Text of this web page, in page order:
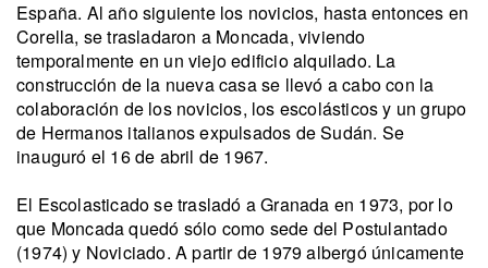
España. Al año siguiente los novicios, hasta entonces en
Corella, se trasladaron a Moncada, viviendo
temporalmente en un viejo edificio alquilado. La
construcción de la nueva casa se llevó a cabo con la
colaboración de los novicios, los escolásticos y un grupo
de Hermanos italianos expulsados de Sudán. Se
inauguró el 16 de abril de 1967.
El Escolasticado se trasladó a Granada en 1973, por lo
que Moncada quedó sólo como sede del Postulantado
(1974) y Noviciado. A partir de 1979 albergó únicamente